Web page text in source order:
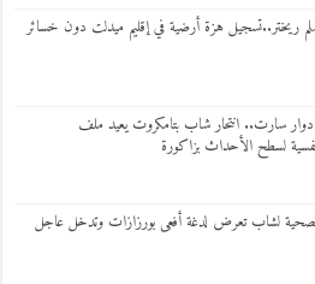
على سلم ريختر..تسجيل هزة أرضية في إقليم ميدلت دون خسائر
سارت.. انتحار شاب بتامكروت يعيد ملف
لسطح الأحداث بزاكورة
لشاب تعرض لدغة أفعى بورزازات وتدخل عاجل